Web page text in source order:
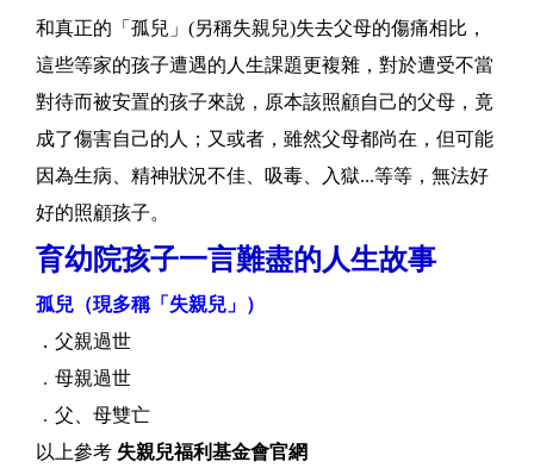
和真正的「孤兒」(另稱失親兒)失去父母的傷痛相比，
這些等家的孩子遭遇的人生課題更複雜，對於遭受不當
對待而被安置的孩子來說，原本該照顧自己的父母，竟
成了傷害自己的人；又或者，雖然父母都尚在，但可能
因為生病、精神狀況不佳、吸毒、入獄...等等，無法好
好的照顧孩子。
育幼院孩子一言難盡的人生故事
孤兒（現多稱「失親兒」 ）
．父親過世
． 母親過世
． 父、母雙亡
以上參考 失親兒福利基金會官網